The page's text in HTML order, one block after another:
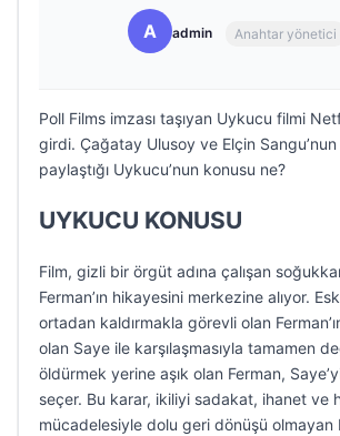
A admin Anahtar yönetici
Poll Films imzası taşıyan Uykucu filmi
girdi. Çağatay Ulusoy ve Elçin
paylaştığı Uykucu’nun konusu ne?
UYKUCU KONUSU
Film, gizli bir örgüt adına çalışan
Ferman’ın hikayesini merkezine alıyor.
ortadan kaldırmakla görevli olan
olan Saye ile karşılaşmasıyla tamamen
öldürmek yerine aşık olan Ferman,
seçer. Bu karar, ikiliyi sadakat, ihanet ve
mücadelesiyle dolu geri dönüşü olmayan